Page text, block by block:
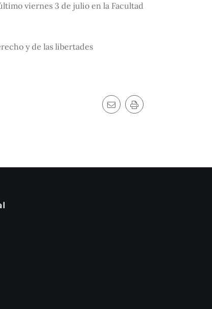
viernes 3 de julio en la Facultad
y de las libertades